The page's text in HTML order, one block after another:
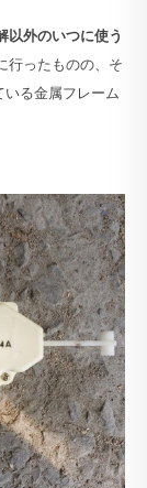
以外のいつに使う
行ったものの、そ
る金属フレーム